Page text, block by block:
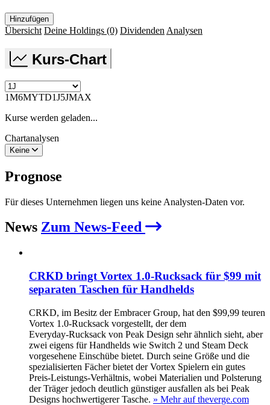
Hinzufügen
Übersicht Deine Holdings (0) Dividenden Analysen
Kurs-Chart
1M6MYTD1J5JMAX
Kurse werden geladen...
Chartanalysen
Keine
Prognose
Für dieses Unternehmen liegen uns keine Analysten-Daten vor.
News Zum News-Feed
CRKD bringt Vortex 1.0‑Rucksack für $99 mit
separaten Taschen für Handhelds
CRKD, im Besitz der Embracer Group, hat den $99,99 teuren
Vortex 1.0‑Rucksack vorgestellt, der dem
Everyday‑Rucksack von Peak Design sehr ähnlich sieht, aber
zwei eigens für Handhelds wie Switch 2 und Steam Deck
vorgesehene Einschübe bietet. Durch seine Größe und die
spezialisierten Fächer bietet der Vortex Spielern ein gutes
Preis‑Leistungs‑Verhältnis, wobei Materialien und Polsterung
der Träger jedoch deutlich günstiger ausfallen als bei Peak
Designs hochwertigerer Tasche. » Mehr auf theverge.com